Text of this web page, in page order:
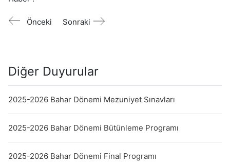
Önceki Sonraki
Diğer Duyurular
2025-2026 Bahar Dönemi Mezuniyet Sınavları
2025-2026 Bahar Dönemi Bütünleme Programı
2025-2026 Bahar Dönemi Final Programı